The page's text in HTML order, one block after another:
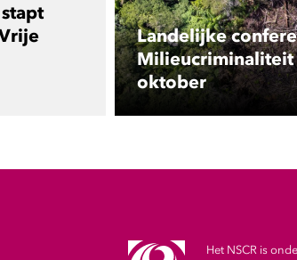
Landelijke
Milieucriminaliteit
oktober
Het NSCR is